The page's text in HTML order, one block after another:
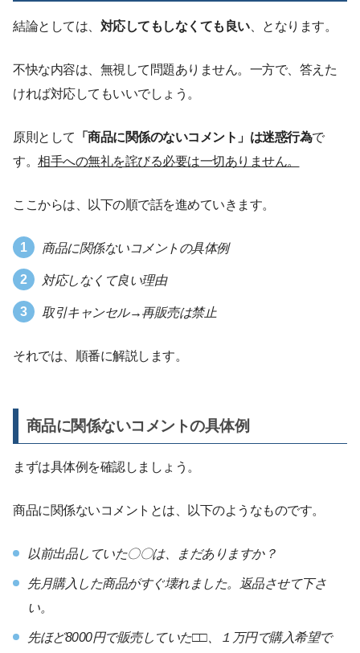
結論としては、 対応してもしなくても良い、となります。
不快な内容は、無視して問題ありません。一方で、答えた
ければ対応してもいいでしょう。
原則として 「商品に関係のないコメント」は迷惑行為で
す。 相手への無礼を詫びる必要は一切ありません。
ここからは、以下の順で話を進めていきます。
商品に関係ないコメントの具体例
対応しなくて良い理由
取引キャンセル→再販売は禁止
それでは、順番に解説します。
商品に関係ないコメントの具体例
まずは具体例を確認しましょう。
商品に関係ないコメントとは、以下のようなものです。
以前出品していた〇〇は、まだありますか？
先月購入した商品がすぐ壊れました。返品させて下さ
い。
先ほど8000円で販売していた□□、１万円で購入希望で